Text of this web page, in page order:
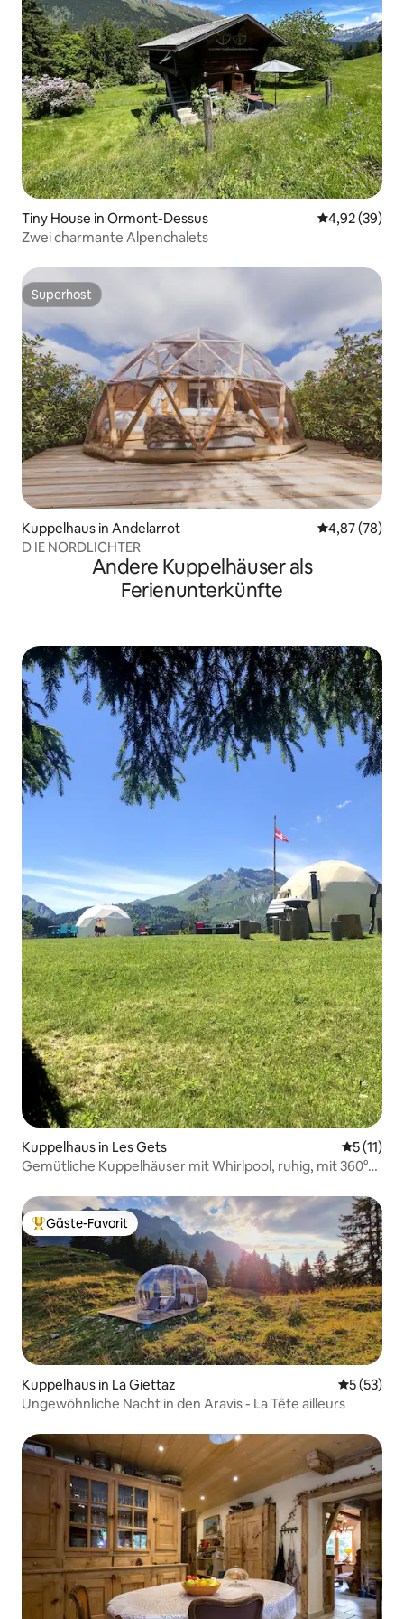
Tiny House in Ormont-Dessus
4,92 (39)
Zwei charmante Alpenchalets
Superhost
Superhost
Kuppelhaus in Andelarrot
4,87 (78)
D IE NORDLICHTER
Andere Kuppelhäuser als
Ferienunterkünfte
Kuppelhaus in Les Gets
5 (11)
Gemütliche Kuppelhäuser mit Whirlpool, ruhig, mit 360°-
Beliebter Gäste-Favorit.
Gäste-Favorit
Kuppelhaus in La Giettaz
5 (53)
Ungewöhnliche Nacht in den Aravis - La Tête ailleurs